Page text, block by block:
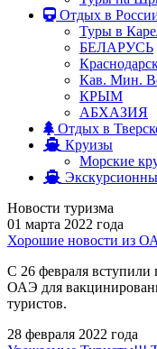
Отдых в
Туры в
БЕЛАРУСЬ
Кав. Мин.
КРЫМ
АБХАЗИЯ
Отдых в
Круизы
Морские
Новости туризма
01 марта 2022 года
Хорошие новости из
С 26 февраля вступили
ОАЭ для
туристов.
28 февраля 2022 года